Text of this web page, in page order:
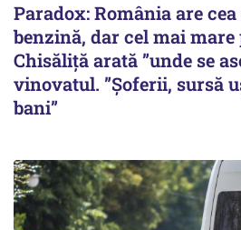
Paradox: România are
benzină, dar cel mai mare
Chisăliță arată ”unde se
vinovatul. ”Șoferii, sursă
bani”